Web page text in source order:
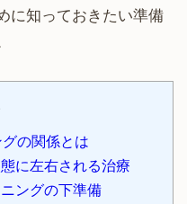
に知っておきたい準備
の関係とは
に左右される治療
ングの下準備